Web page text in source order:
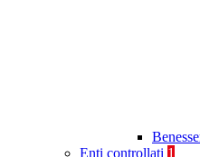
Enti controllati 1